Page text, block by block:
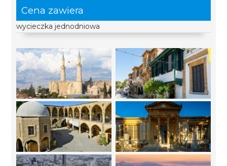
Cena zawiera
wycieczka jednodniowa